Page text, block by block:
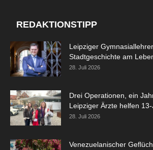
REDAKTIONSTIPP
Leipziger
Stadtgeschichte am
28. Juli 2026
Drei Operationen, ein
Leipziger Ärzte helfen
28. Juli 2026
Venezuelanischer